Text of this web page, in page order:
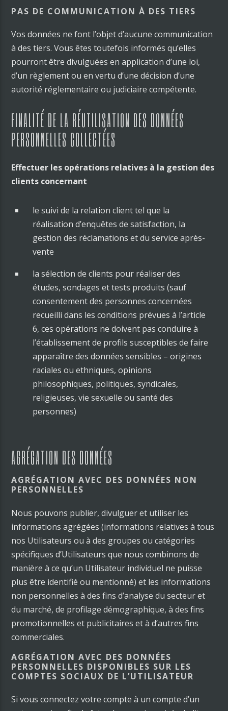
PAS DE COMMUNICATION À DES TIERS
Vos données ne font l’objet d’aucune communication
à des tiers. Vous êtes toutefois informés qu’elles
pourront être divulguées en application d’une loi,
d’un règlement ou en vertu d’une décision d’une
autorité réglementaire ou judiciaire compétente.
FINALITÉ DE LA RÉUTILISATION DES DONNÉES
PERSONNELLES COLLECTÉES
Effectuer les opérations relatives à la gestion des
clients concernant
le suivi de la relation client tel que la
réalisation d’enquêtes de satisfaction, la
gestion des réclamations et du service après-
vente
la sélection de clients pour réaliser des
études, sondages et tests produits (sauf
consentement des personnes concernées
recueilli dans les conditions prévues à l’article
6, ces opérations ne doivent pas conduire à
l’établissement de profils susceptibles de faire
apparaître des données sensibles – origines
raciales ou ethniques, opinions
philosophiques, politiques, syndicales,
religieuses, vie sexuelle ou santé des
personnes)
AGRÉGATION DES DONNÉES
AGRÉGATION AVEC DES DONNÉES NON
PERSONNELLES
Nous pouvons publier, divulguer et utiliser les
informations agrégées (informations relatives à tous
nos Utilisateurs ou à des groupes ou catégories
spécifiques d’Utilisateurs que nous combinons de
manière à ce qu’un Utilisateur individuel ne puisse
plus être identifié ou mentionné) et les informations
non personnelles à des fins d’analyse du secteur et
du marché, de profilage démographique, à des fins
promotionnelles et publicitaires et à d’autres fins
commerciales.
AGRÉGATION AVEC DES DONNÉES
PERSONNELLES DISPONIBLES SUR LES
COMPTES SOCIAUX DE L’UTILISATEUR
Si vous connectez votre compte à un compte d’un